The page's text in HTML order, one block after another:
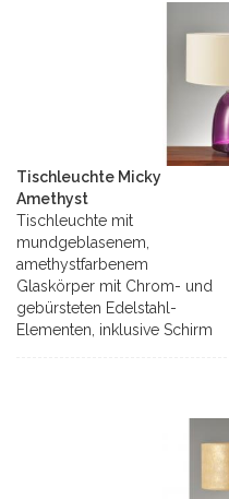
Tischleuchte Micky
Amethyst
Tischleuchte mit
mundgeblasenem,
amethystfarbenem
Glaskörper mit Chrom- und
gebürsteten Edelstahl-
Elementen, inklusive Schirm